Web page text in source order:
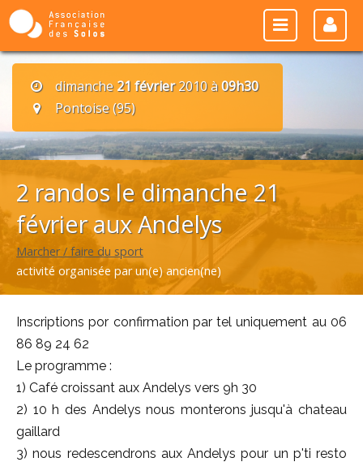
dimanche21 février2010 à09h30
Pontoise (95)
2 randos le dimanche 21
février aux Andelys
Marcher / faire du sport
activité organisée par un(e) ancien(ne)
Inscriptions por confirmation par tel uniquement au 06
86 89 24 62
Le programme :
1) Café croissant aux Andelys vers 9h 30
2) 10 h des Andelys nous monterons jusqu'à chateau
gaillard
3) nous redescendrons aux Andelys pour un p'ti resto